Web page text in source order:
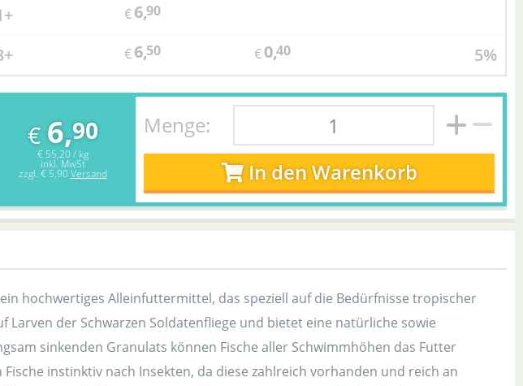
€6,90
€6,50 €0,40 5%
€ 6,90
€ 55,20 / kg
inkl. MwSt
zzgl. € 5,90 Versand
Menge:
In den Warenkorb
hochwertiges Alleinfuttermittel, das speziell auf die Bedürfnisse tropischer
Larven der Schwarzen Soldatenfliege und bietet eine natürliche sowie
sinkenden Granulats können Fische aller Schwimmhöhen das Futter
instinktiv nach Insekten, da diese zahlreich vorhanden und reich an